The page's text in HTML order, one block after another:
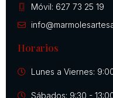
Móvil: 627 73 25 19
Horarios
Lunes a Viernes:
Sábados: 9:30 -